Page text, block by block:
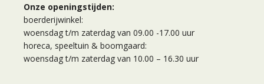
Onze openingstijden:
boerderijwinkel:
woensdag t/m zaterdag van 09.00 -17.00 uur
horeca, speeltuin & boomgaard:
woensdag t/m zaterdag van 10.00 – 16.30 uur